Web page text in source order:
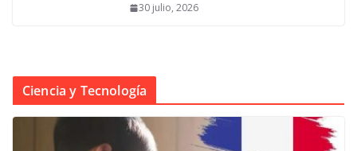
30 julio, 2026
Ciencia y Tecnología